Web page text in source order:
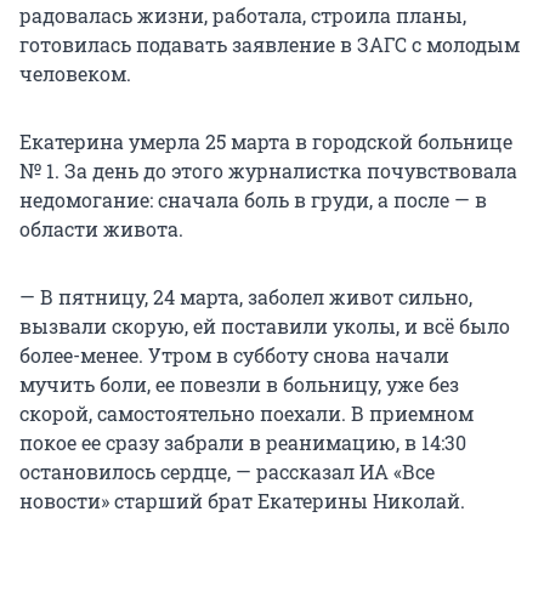
радовалась жизни, работала, строила планы,
готовилась подавать заявление в ЗАГС с молодым
человеком.
Екатерина умерла 25 марта в городской больнице
№ 1. За день до этого журналистка почувствовала
недомогание: сначала боль в груди, а после — в
области живота.
— В пятницу, 24 марта, заболел живот сильно,
вызвали скорую, ей поставили уколы, и всё было
более-менее. Утром в субботу снова начали
мучить боли, ее повезли в больницу, уже без
скорой, самостоятельно поехали. В приемном
покое ее сразу забрали в реанимацию, в 14:30
остановилось сердце, — рассказал ИА «Все
новости» старший брат Екатерины Николай.